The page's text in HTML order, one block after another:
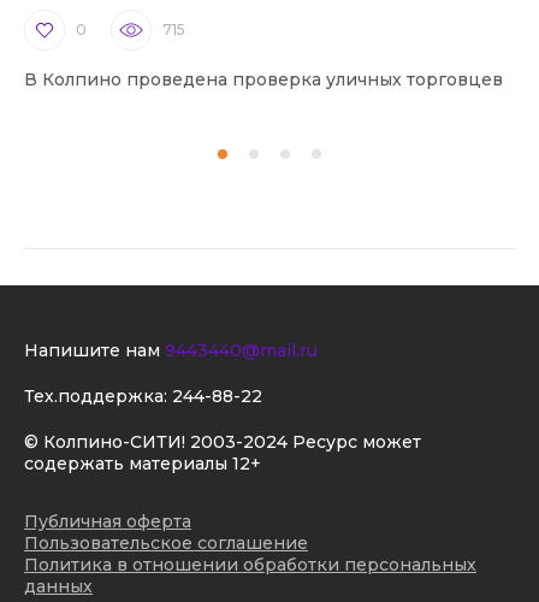
0 715
В Колпино проведена проверка уличных торговцев
© Колпино-СИТИ! 2003-2024 Ресурс может
содержать материалы 12+
Публичная оферта
Пользовательское соглашение
Политика в отношении обработки персональных
данных
Напишите нам 9443440@mail.ru
Тех.поддержка: 244-88-22